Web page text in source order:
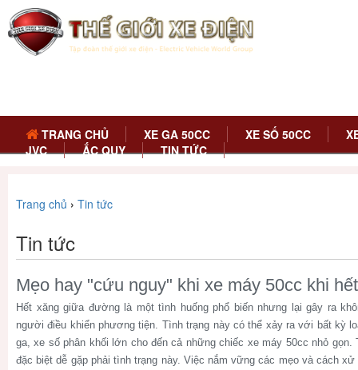
TRANG CHỦ XE GA 50CC XE SỐ 50CC
JVC
ẮC QUY TIN TỨC
Trang chủ › Tin tức
Tin tức
Mẹo hay "cứu nguy" khi xe máy 50cc khi
Hết xăng giữa đường là một tình huống phổ biến nhưng lại gây ra
người điều khiển phương tiện. Tình trạng này có thể xảy ra với bất kỳ
ga, xe số phân khối lớn cho đến cả những chiếc xe máy 50cc nhỏ gọn.
đặc biệt dễ gặp phải tình trạng này. Việc nắm vững các mẹo và cách